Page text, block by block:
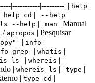
|-----------|---------| | help |
help cd | | --help |
ls --help | | man | Manual
/ apropos | Pesquisar
| | info |
grep | | whatis |
ls | | whereis |
| whereis ls | | type |
| type cd |